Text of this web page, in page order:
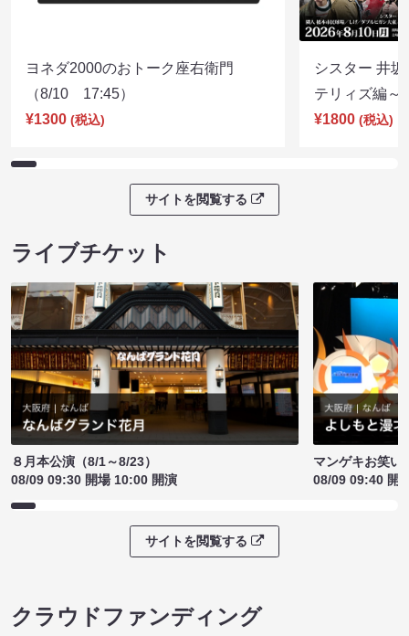
ヨネダ2000のおトーク座右衛門
（8/10 17:45）
¥1300 (税込)
シスター 井
テリィズ編
¥1800 (税込)
サイトを閲覧する
ライブチケット
８月本公演（8/1～8/23）
08/09 09:30 開場 10:00 開演
マンゲキお笑い
08/09 09:40 開
サイトを閲覧する
クラウドファンディング